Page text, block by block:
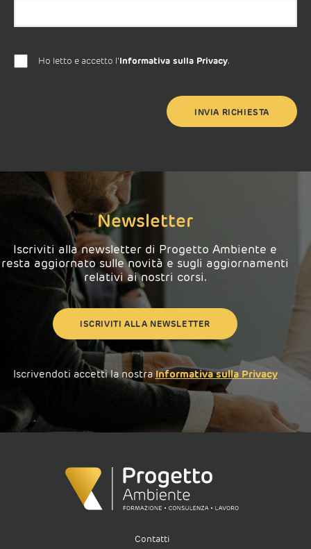
Ho letto e accetto l'Informativa sulla Privacy.
Newsletter
Iscriviti alla newsletter di Progetto Ambiente e
resta aggiornato sulle novità e sugli aggiornamenti
relativi ai nostri corsi.
ISCRIVITI ALLA NEWSLETTER
Iscrivendoti accetti la nostra Informativa sulla Privacy
Contatti